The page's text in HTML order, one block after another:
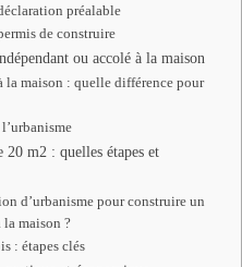
préalable
de construire
ou accolé à la maison
la maison : quelle différence pour
20 m2 : quelles étapes et
d’urbanisme pour construire un
la maison ?
: étapes clés